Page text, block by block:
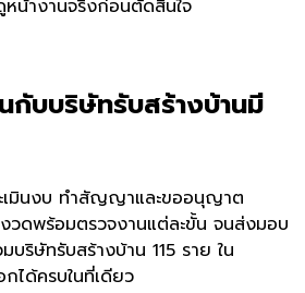
หน้างานจริงก่อนตัดสินใจ
กับบริษัทรับสร้างบ้านมี
ะเมินงบ ทำสัญญาและขออนุญาต
วดพร้อมตรวจงานแต่ละขั้น จนส่งมอบ
บริษัทรับสร้างบ้าน 115 ราย ใน
ได้ครบในที่เดียว